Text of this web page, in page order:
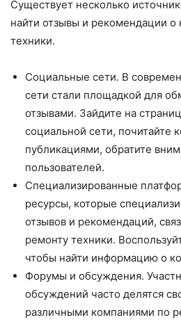
Существует несколько
найти отзывы и рекомендации о
техники.
Социальные сети. В
сети стали площадкой для
отзывами. Зайдите на
социальной сети, почитайте
публикациями, обратите
пользователей.
Специализированные
ресурсы, которые
отзывов и рекомендаций,
ремонту техники.
чтобы найти информацию о
Форумы и обсуждения.
обсуждений часто делятся
различными компаниями по